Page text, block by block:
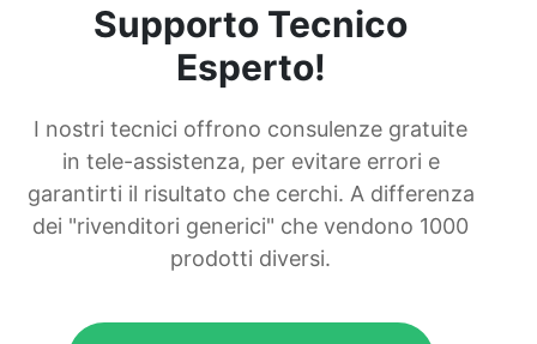
Supporto Tecnico
Esperto!
I nostri tecnici offrono consulenze gratuite
in tele-assistenza, per evitare errori e
garantirti il risultato che cerchi. A differenza
dei "rivenditori generici" che vendono 1000
prodotti diversi.